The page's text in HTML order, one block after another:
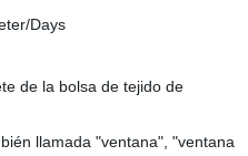
Days
de la bolsa de tejido de
llamada "ventana", "ventana